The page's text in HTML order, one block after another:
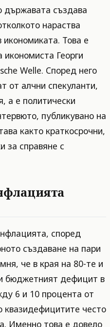
държавата създава
нараства
икономиката. Това е
икономиста Георги
Welle. Според него
от алчни спекуланти,
а е политически
публикувано на
както краткосрочни,
за справяне с
според
създаване на пари
че в края на 80-те и
бюджетният дефицит в
6 и 10 процента от
квазидефицитите често
Именно това е довело